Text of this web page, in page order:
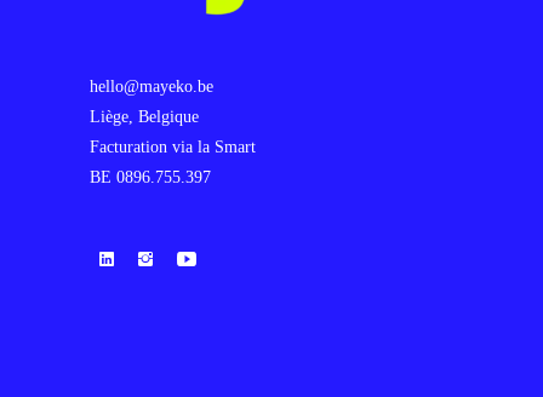
hello@mayeko.be
Liège, Belgique
Facturation via la Smart
BE 0896.755.397